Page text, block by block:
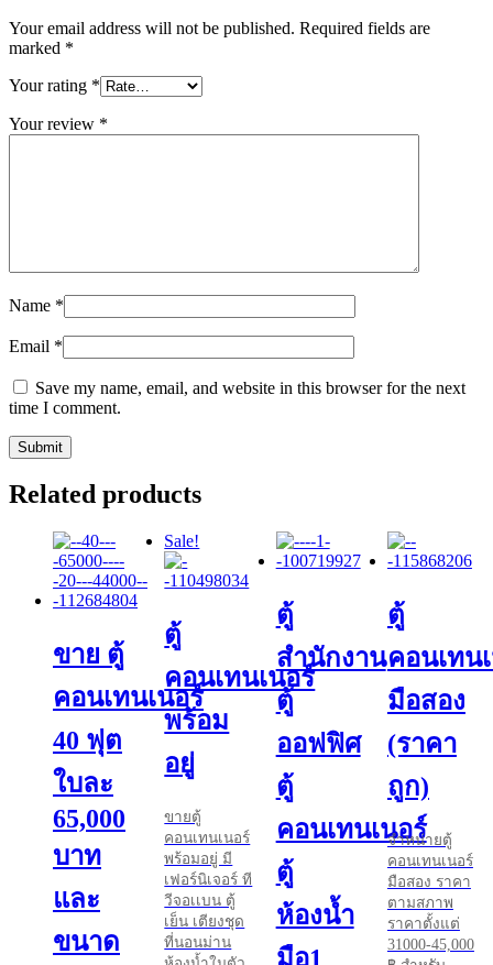
Your email address will not be published. Required fields are
marked *
Your rating *
Your review *
Name *
Email *
Save my name, email, and website in this browser for the next
time I comment.
Related products
ขาย ตู้
คอนเทนเนอร์
40 ฟุต
ใบละ
65,000
บาท
และ
ขนาด
Sale!
ตู้
คอนเทนเนอร์
พร้อม
อยู่
ขายตู้
คอนเทนเนอร์
พร้อมอยู่ มี
เฟอร์นิเจอร์ ที
วีจอเเบน ตู้
เย็น เตียงชุด
ที่นอนม่าน
ตู้
สำนักงาน
ตู้
ออฟฟิศ
ตู้
คอนเทนเนอร์
ตู้
ห้องน้ำ
มือ1
ตู้
คอนเทน
มือสอง
(ราคา
ถูก)
จำหน่ายตู้
คอนเทนเนอร์
มือสอง ราคา
ตามสภาพ
ราคาตั้งแต่
31000-45,000